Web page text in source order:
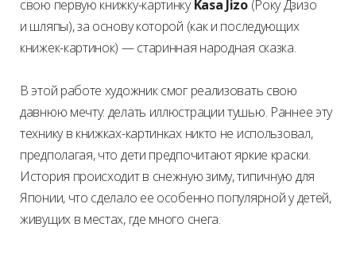
свою первую книжку-картинку Kasa Jizo(Року Дзизо
и шляпы), за основу которой (как и последующих
книжек-картинок) — старинная народная сказка.
В этой работе художник смог реализовать свою
давнюю мечту: делать иллюстрации тушью. Раннее эту
технику в книжках-картинках никто не использовал,
предполагая, что дети предпочитают яркие краски.
История происходит в снежную зиму, типичную для
Японии, что сделало ее особенно популярной у детей,
живущих в местах, где много снега.